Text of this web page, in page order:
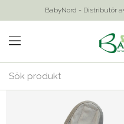
BabyNord - Distributör